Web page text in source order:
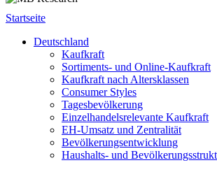
Startseite
Deutschland
Kaufkraft
Sortiments- und Online-Kaufkraft
Kaufkraft nach Altersklassen
Consumer Styles
Tagesbevölkerung
Einzelhandelsrelevante Kaufkraft
EH-Umsatz und Zentralität
Bevölkerungsentwicklung
Haushalts- und